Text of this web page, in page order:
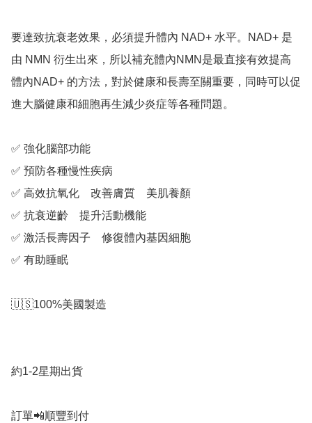
要達致抗衰老效果，必須提升體內 NAD+ 水平。NAD+ 是
由 NMN 衍生出來，所以補充體內NMN是最直接有效提高
體內NAD+ 的方法，對於健康和長壽至關重要，同時可以促
進大腦健康和細胞再生減少炎症等各種問題。
✅ 強化腦部功能
✅ 預防各種慢性疾病
✅ 高效抗氧化　改善膚質　美肌養顏
✅ 抗衰逆齡　提升活動機能
✅ 激活長壽因子　修復體內基因細胞
✅ 有助睡眠
🇺🇸100%美國製造
約1-2星期出貨
訂單📲順豐到付